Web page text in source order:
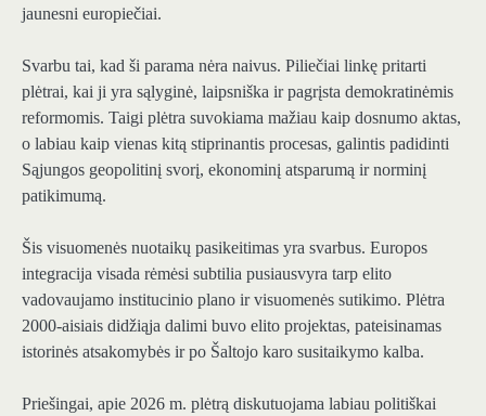
jaunesni europiečiai.
Svarbu tai, kad ši parama nėra naivus. Piliečiai linkę pritarti
plėtrai, kai ji yra sąlyginė, laipsniška ir pagrįsta demokratinėmis
reformomis. Taigi plėtra suvokiama mažiau kaip dosnumo aktas,
o labiau kaip vienas kitą stiprinantis procesas, galintis padidinti
Sąjungos geopolitinį svorį, ekonominį atsparumą ir norminį
patikimumą.
Šis visuomenės nuotaikų pasikeitimas yra svarbus. Europos
integracija visada rėmėsi subtilia pusiausvyra tarp elito
vadovaujamo institucinio plano ir visuomenės sutikimo. Plėtra
2000-aisiais didžiąja dalimi buvo elito projektas, pateisinamas
istorinės atsakomybės ir po Šaltojo karo susitaikymo kalba.
Priešingai, apie 2026 m. plėtrą diskutuojama labiau politiškai